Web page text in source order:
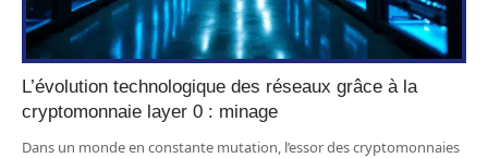
L’évolution technologique des réseaux grâce à la
cryptomonnaie layer 0 : minage
Dans un monde en constante mutation, l’essor des cryptomonnaies